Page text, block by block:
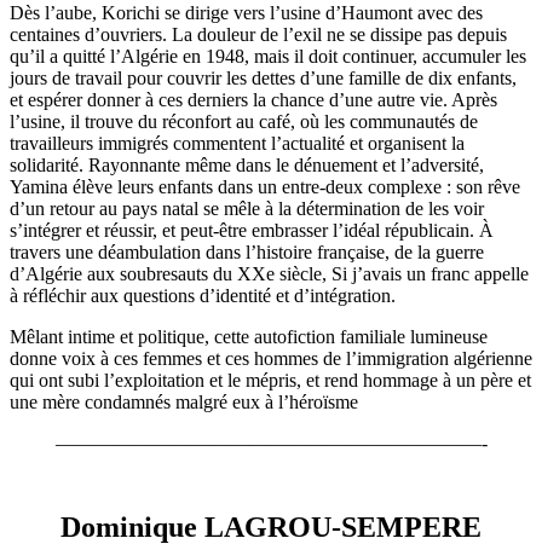
Dès l’aube, Korichi se dirige vers l’usine d’Haumont avec des
centaines d’ouvriers. La douleur de l’exil ne se dissipe pas depuis
qu’il a quitté l’Algérie en 1948, mais il doit continuer, accumuler les
jours de travail pour couvrir les dettes d’une famille de dix enfants,
et espérer donner à ces derniers la chance d’une autre vie. Après
l’usine, il trouve du réconfort au café, où les communautés de
travailleurs immigrés commentent l’actualité et organisent la
solidarité. Rayonnante même dans le dénuement et l’adversité,
Yamina élève leurs enfants dans un entre-deux complexe : son rêve
d’un retour au pays natal se mêle à la détermination de les voir
s’intégrer et réussir, et peut-être embrasser l’idéal républicain. À
travers une déambulation dans l’histoire française, de la guerre
d’Algérie aux soubresauts du XXe siècle, Si j’avais un franc appelle
à réfléchir aux questions d’identité et d’intégration.
Mêlant intime et politique, cette autofiction familiale lumineuse
donne voix à ces femmes et ces hommes de l’immigration algérienne
qui ont subi l’exploitation et le mépris, et rend hommage à un père et
une mère condamnés malgré eux à l’héroïsme
——————————————————————-
Dominique LAGROU-SEMPERE